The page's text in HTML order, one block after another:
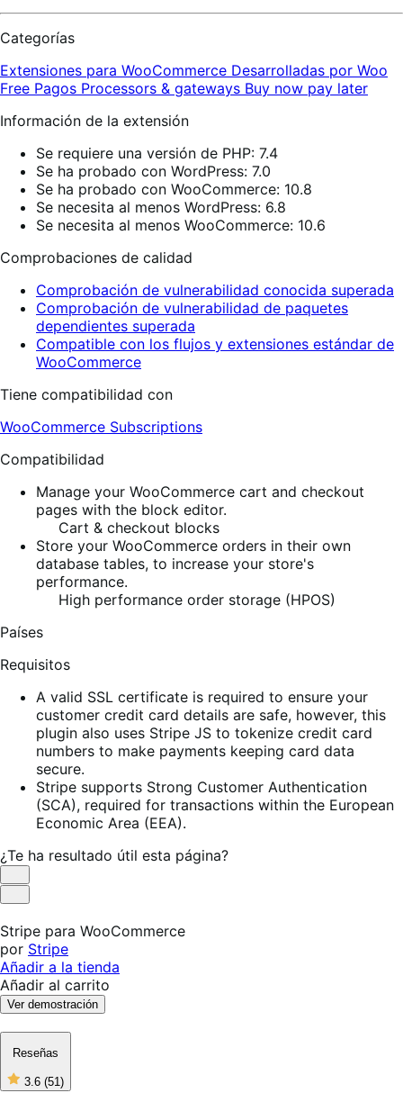
Categorías
Extensiones para WooCommerce Desarrolladas por Woo
Free Pagos Processors & gateways Buy now pay later
Información de la extensión
Se requiere una versión de PHP: 7.4
Se ha probado con WordPress: 7.0
Se ha probado con WooCommerce: 10.8
Se necesita al menos WordPress: 6.8
Se necesita al menos WooCommerce: 10.6
Comprobaciones de calidad
Comprobación de vulnerabilidad conocida superada
Comprobación de vulnerabilidad de paquetes
dependientes superada
Compatible con los flujos y extensiones estándar de
WooCommerce
Tiene compatibilidad con
WooCommerce Subscriptions
Compatibilidad
Manage your WooCommerce cart and checkout
pages with the block editor.
Cart & checkout blocks
Store your WooCommerce orders in their own
database tables, to increase your store's
performance.
High performance order storage (HPOS)
Países
Requisitos
A valid SSL certificate is required to ensure your
customer credit card details are safe, however, this
plugin also uses Stripe JS to tokenize credit card
numbers to make payments keeping card data
secure.
Stripe supports Strong Customer Authentication
(SCA), required for transactions within the European
Economic Area (EEA).
¿Te ha resultado útil esta página?
Es
útil
No
útil
Stripe para WooCommerce
por Stripe
Añadir a la tienda
Añadir al carrito
Ver demostración
Reseñas
3.6 (51)
3